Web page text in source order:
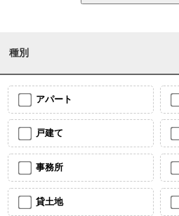
種別
アパート
戸建て
事務所
貸土地